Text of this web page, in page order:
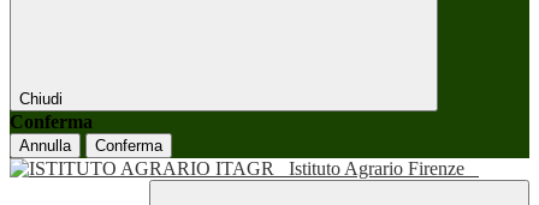
Chiudi
Conferma
Annulla Conferma
Istituto Agrario Firenze